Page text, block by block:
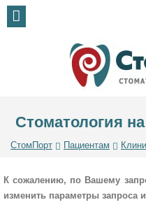
Стоматология
СтомПорт Пациентам
К сожалению, по Вашему
изменить параметры запроса